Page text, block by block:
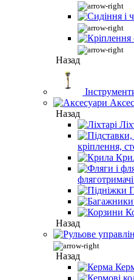
Назад
Назад
кріплення,
фляготримачі
Назад
Назад